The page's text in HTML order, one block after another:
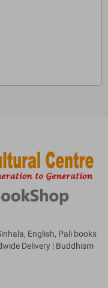
English, Pali books
Delivery | Buddhism